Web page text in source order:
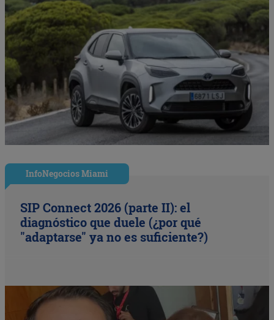
InfoNegocios Miami
SIP Connect 2026 (parte II): el
diagnóstico que duele (¿por qué
"adaptarse" ya no es suficiente?)